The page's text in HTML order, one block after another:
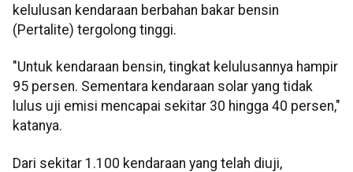
kelulusan kendaraan berbahan bakar bensin
(Pertalite) tergolong tinggi.
"Untuk kendaraan bensin, tingkat kelulusannya hampir
95 persen. Sementara kendaraan solar yang tidak
lulus uji emisi mencapai sekitar 30 hingga 40 persen,"
katanya.
Dari sekitar 1.100 kendaraan yang telah diuji,